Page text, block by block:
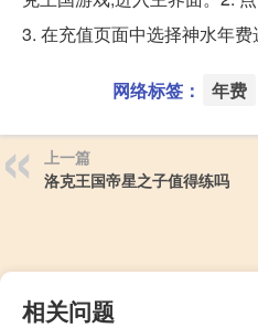
3. 在充值页面中选择神水年费
网络标签： 年费
上一篇
洛克王国帝星之子值得练吗
相关问题